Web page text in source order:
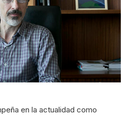
en la actualidad como